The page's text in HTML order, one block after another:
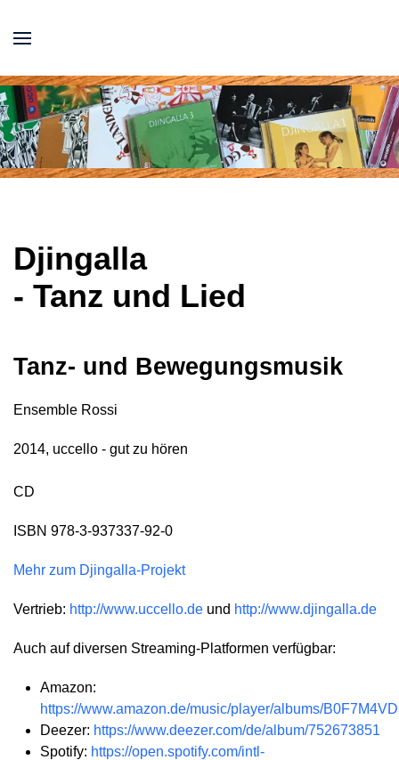
Djingalla
- Tanz und Lied
Tanz- und Bewegungsmusik
Ensemble Rossi
2014, uccello - gut zu hören
CD
ISBN 978-3-937337-92-0
Mehr zum Djingalla-Projekt
Vertrieb: http://www.uccello.de und http://www.djingalla.de
Auch auf diversen Streaming-Platformen verfügbar:
Amazon:
https://www.amazon.de/music/player/albums/
Deezer: https://www.deezer.com/de/album/752673851
Spotify: https://open.spotify.com/intl-